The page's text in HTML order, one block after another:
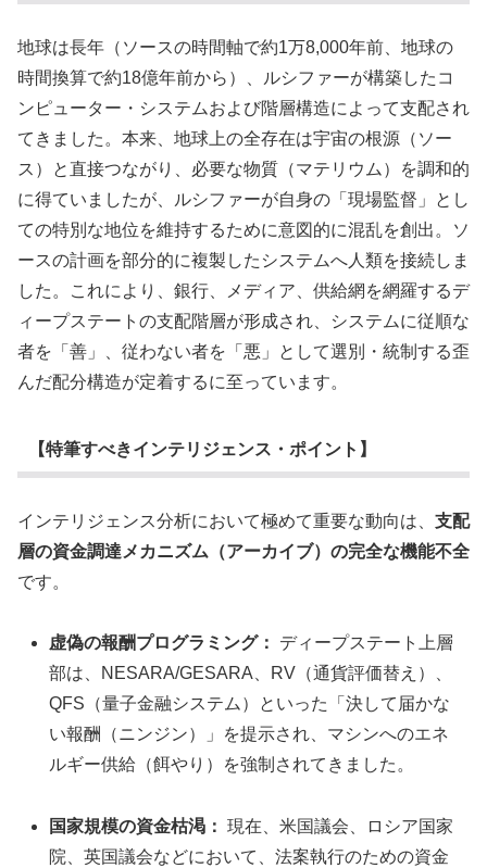
地球は長年（ソースの時間軸で約1万8,000年前、地球の
時間換算で約18億年前から）、ルシファーが構築したコ
ンピューター・システムおよび階層構造によって支配され
てきました。本来、地球上の全存在は宇宙の根源（ソー
ス）と直接つながり、必要な物質（マテリウム）を調和的
に得ていましたが、ルシファーが自身の「現場監督」とし
ての特別な地位を維持するために意図的に混乱を創出。ソ
ースの計画を部分的に複製したシステムへ人類を接続しま
した。これにより、銀行、メディア、供給網を網羅するデ
ィープステートの支配階層が形成され、システムに従順な
者を「善」、従わない者を「悪」として選別・統制する歪
んだ配分構造が定着するに至っています。
【特筆すべきインテリジェンス・ポイント】
インテリジェンス分析において極めて重要な動向は、 支配
層の資金調達メカニズム（アーカイブ）の完全な機能不全
です。
虚偽の報酬プログラミング：
ディープステート上層
部は、NESARA/GESARA、RV（通貨評価替え）、
QFS（量子金融システム）といった「決して届かな
い報酬（ニンジン）」を提示され、マシンへのエネ
ルギー供給（餌やり）を強制されてきました。
国家規模の資金枯渇： 現在、米国議会、ロシア国家
院、英国議会などにおいて、法案執行のための資金